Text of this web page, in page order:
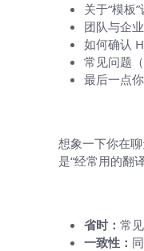
关于“模板
团队与企
如何确认
常见问题
最后一点
想象一下你在
是“经常用的翻
省时： 常
一致性：